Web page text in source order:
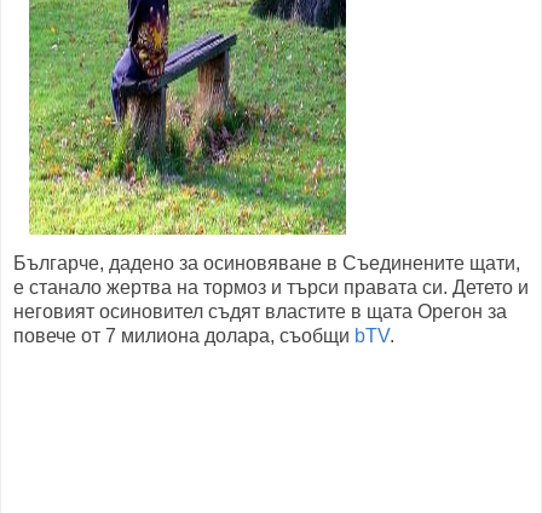
Българче, дадено за осиновяване в Съединените щати,
е станало жертва на тормоз и търси правата си. Детето и
неговият осиновител съдят властите в щата Орегон за
повече от 7 милиона долара, съобщи bTV.